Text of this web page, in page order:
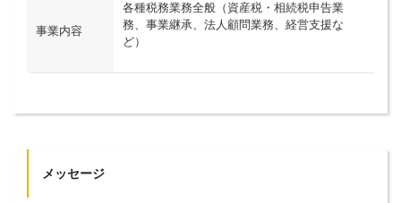
事業内容
各種税務業務全般（資産税・相続税申告業
務、事業継承、法人顧問業務、経営支援な
ど）
メッセージ